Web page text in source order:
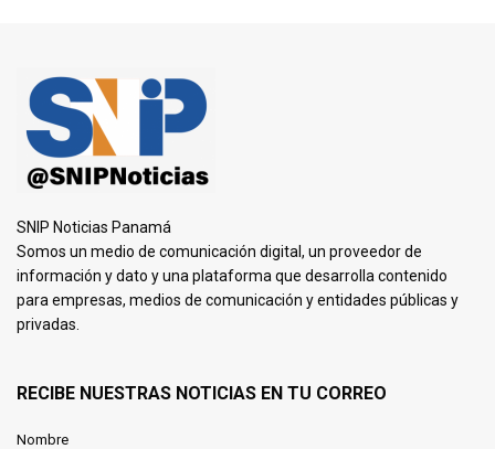
SNIP Noticias Panamá
Somos un medio de comunicación digital, un proveedor de
información y dato y una plataforma que desarrolla contenido
para empresas, medios de comunicación y entidades públicas y
privadas.
RECIBE NUESTRAS NOTICIAS EN TU CORREO
Nombre